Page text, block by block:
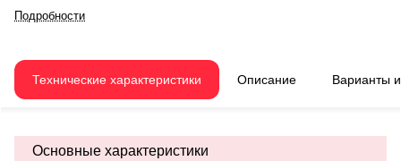
максимальная — 35.2 кВт (44
кВА). Двигатель INTER 180 LA,
регулятором оборотов. Объём
двигателя — 2.55 л. Система
Частота вращения — 1500 об/
мин. Генератор синхронный, 3-
Подробности
Технические характеристики Описание Варианты
Основные характеристики